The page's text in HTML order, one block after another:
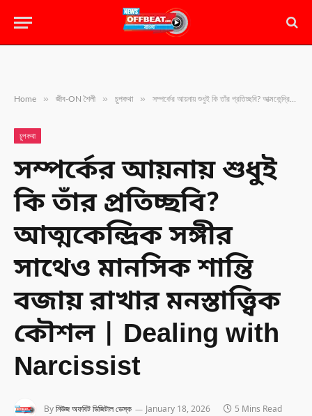
Home » জীব-ON শৈলী » চুপকথা » সম্পর্কের আয়নায় শুধুই কি তাঁর প্রতিচ্ছবি? আত্মকেন্দ্রিক সঙ্গীর সাথেও মানসিক শান্তি বজায় রাখার মনস্তাত্ত্বিক কৌশল | Dealing with Narcissist
চুপকথা
সম্পর্কের আয়নায় শুধুই
কি তাঁর প্রতিচ্ছবি?
আত্মকেন্দ্রিক সঙ্গীর
সাথেও মানসিক শান্তি
বজায় রাখার মনস্তাত্ত্বিক
কৌশল | Dealing with
Narcissist
Byনিউজ অফবিট ডিজিটাল ডেস্ক January 18, 2026 5 Mins Read